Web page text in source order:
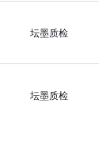
坛墨质检
坛墨质检